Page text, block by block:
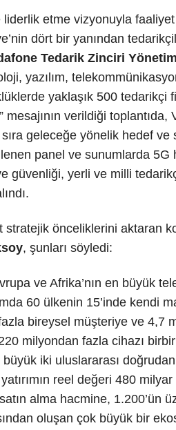
liderlik etme vizyonuyla faaliyet
dört bir yanından
Tedarik Zinciri
yazılım,
yaklaşık 500 tedarikçi
mesajının verildiği toplantıda,
geleceğe yönelik hedef ve
panel ve sunumlarda 5G
güvenliği, yerli ve milli
önceliklerini aktaran
, şunları söyledi:
ve Afrika’nın en büyük
60 ülkenin 15’inde kendi
bireysel müşteriye ve 4,7
milyondan fazla cihazı
iki uluslararası doğrudan
reel değeri 480
alma hacmine, 1.200’ün
oluşan çok büyük bir